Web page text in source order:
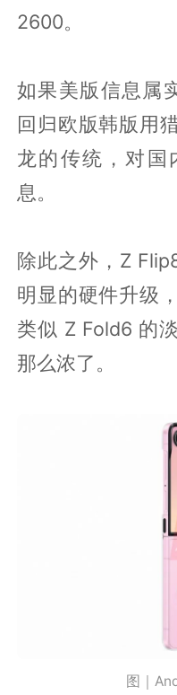
2600。
如果美版信息属
回归欧版韩版用
龙的传统，对国
息。
除此之外，Z
明显的硬件升级
类似 Z Fold6 的
那么浓了。
图｜